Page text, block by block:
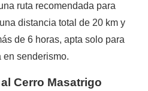
ruta recomendada para
distancia total de 20 km y
de 6 horas, apta solo para
en senderismo.
Cerro Masatrigo